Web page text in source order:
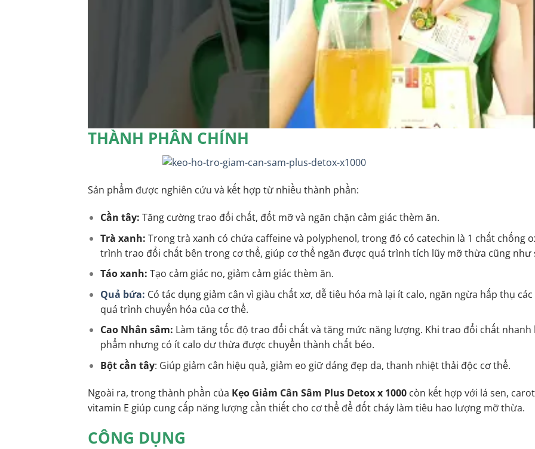
THÀNH PHẦN CHÍNH
Sản phẩm được nghiên cứu và kết hợp từ nhiều thành phần:
Cần tây: Tăng cường trao đổi chất, đốt mỡ và ngăn chặn cảm giác thèm ăn.
Trà xanh: Trong trà xanh có chứa caffeine và polyphenol, trong đó có catechin là 1 chất chống
trình trao đổi chất bên trong cơ thể, giúp cơ thể ngăn được quá trình tích lũy mỡ thừa cũng
Táo xanh: Tạo cảm giác no, giảm cảm giác thèm ăn.
Quả bứa: Có tác dụng giảm cân vì giàu chất xơ, dễ tiêu hóa mà lại ít calo, ngăn ngừa hấp thụ
quá trình chuyển hóa của cơ thể.
Cao Nhân sâm: Làm tăng tốc độ trao đổi chất và tăng mức năng lượng. Khi trao đổi chất
phẩm nhưng có ít calo dư thừa được chuyển thành chất béo.
Bột cần tây: Giúp giảm cân hiệu quả, giảm eo giữ dáng đẹp da, thanh nhiệt thải độc cơ thể.
Ngoài ra, trong thành phần của Kẹo Giảm Cân Sâm Plus Detox x 1000 còn kết hợp với lá sen,
vitamin E giúp cung cấp năng lượng cần thiết cho cơ thể để đốt cháy làm tiêu hao lượng mỡ thừa.
CÔNG DỤNG